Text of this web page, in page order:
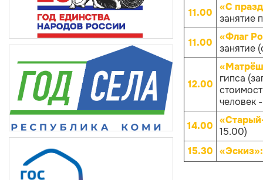
11.00
«С
занятие
11.00
«Флаг
занятие
12.00
гипса
человек
14.00 15.00)
15.30